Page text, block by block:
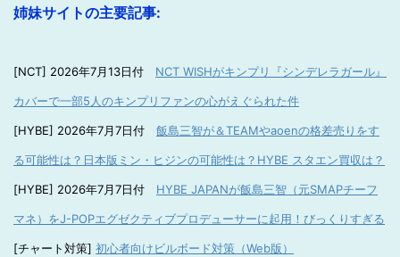
姉妹サイトの主要記事:
[NCT] 2026年7月13日付 NCT WISHがキンプリ『シンデレラガール』
カバーで一部5人のキンプリファンの心がえぐられた件
[HYBE] 2026年7月7日付 飯島三智が＆TEAMやaoenの格差売りをす
る可能性は？日本版ミン・ヒジンの可能性は？HYBE スタエン買収は？
[HYBE] 2026年7月7日付 HYBE JAPANが飯島三智（元SMAPチーフ
マネ）をJ-POPエグゼクティブプロデューサーに起用！びっくりすぎる
[チャート対策] 初心者向けビルボード対策（Web版）